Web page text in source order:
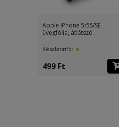
Samsung Galaxy S7 ultra slim
0,3mm tpu hátlap tok,
Készletinfó:
499 Ft